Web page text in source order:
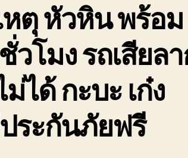
ตุ หัวหิน พร้อม
วโมง รถเสียล
ได้ กะบะ เก๋ง
ระกันภัยฟรี